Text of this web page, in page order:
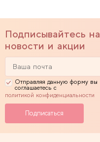
Подписывайтесь на
новости и акции
Отправляя данную форму вы
соглашаетесь с
политикой конфиденциальности